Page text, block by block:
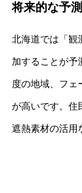
将来的な予
北海道では「観
加することが予
度の地域、フェ
が高いです。住
遮熱素材の活用